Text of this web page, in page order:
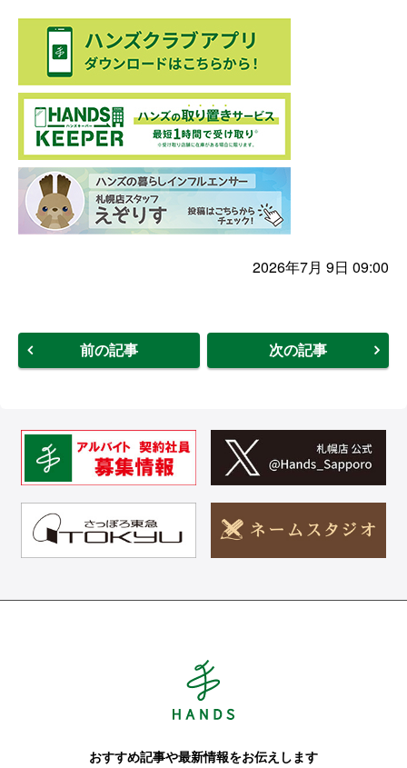
2026年7月 9日 09:00
前の記事 次の記事
おすすめ記事や最新情報をお伝えします